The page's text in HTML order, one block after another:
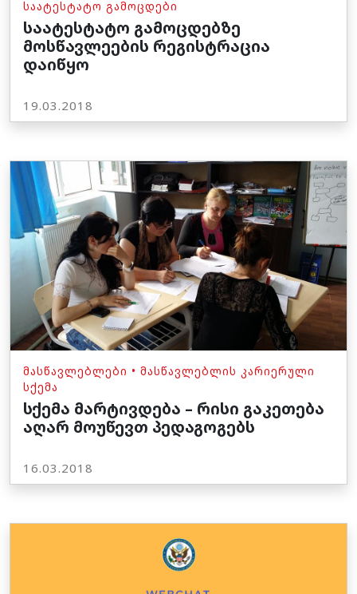
ᲡᲐᲐᲢᲔᲡᲢᲐᲢᲝ ᲒᲐᲛᲝᲪᲓᲔᲑᲘ
საატესტატო გამოცდებზე
მოსწავლეების რეგისტრაცია
დაიწყო
19.03.2018
ᲛᲐᲡᲬᲐᲕᲚᲔᲑᲚᲔᲑᲘ • ᲛᲐᲡᲬᲐᲕᲚᲔᲑᲚᲘᲡ ᲙᲐᲠᲘᲔᲠᲣᲚᲘ
ᲡᲥᲔᲛᲐ
სქემა მარტივდება – რისი გაკეთება
აღარ მოუწევთ პედაგოგებს
16.03.2018